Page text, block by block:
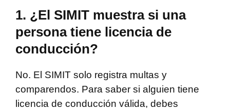
1. ¿El SIMIT muestra si una
persona tiene licencia de
conducción?
No. El SIMIT solo registra multas y
comparendos. Para saber si alguien tiene
licencia de conducción válida, debes